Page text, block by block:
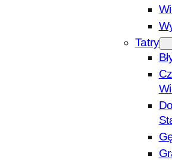
Tatry